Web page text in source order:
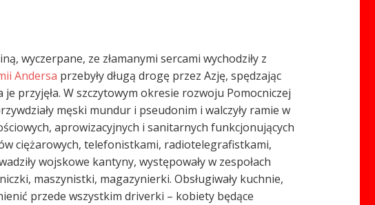
wyczerpane, ze złamanymi sercami wychodziły z
Andersa przebyły długą drogę przez Azję, spędzając
przyjęła. W szczytowym okresie rozwoju Pomocniczej
męski mundur i pseudonim i walczyły ramie w
aprowizacyjnych i sanitarnych funkcjonujących
ciężarowych, telefonistkami, radiotelegrafistkami,
wojskowe kantyny, występowały w zespołach
maszynistki, magazynierki. Obsługiwały kuchnie,
przede wszystkim driverki – kobiety będące